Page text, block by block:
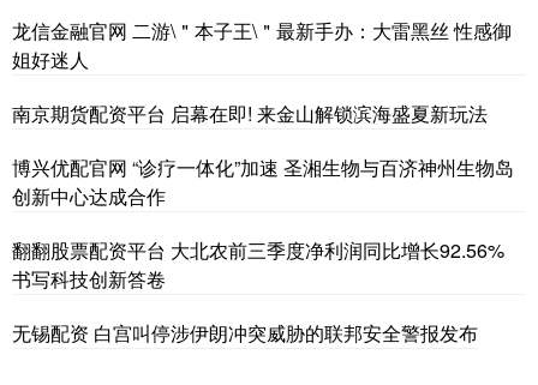
龙信金融官网 二游\＂本子王\＂最新手办：大雷黑丝 性感御
姐好迷人
南京期货配资平台 启幕在即! 来金山解锁滨海盛夏新玩法
博兴优配官网 “诊疗一体化”加速 圣湘生物与百济神州生物岛
创新中心达成合作
翻翻股票配资平台 大北农前三季度净利润同比增长92.56%
书写科技创新答卷
无锡配资 白宫叫停涉伊朗冲突威胁的联邦安全警报发布